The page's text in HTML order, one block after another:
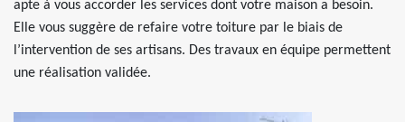
apte à vous accorder les services dont votre maison a besoin.
Elle vous suggère de refaire votre toiture par le biais de
l’intervention de ses artisans. Des travaux en équipe permettent
une réalisation validée.